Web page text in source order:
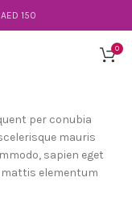
150
0
per conubia
mauris
sapien eget
elementum